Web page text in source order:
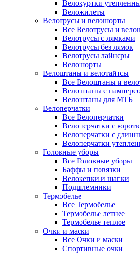
Велокуртки
Веложилеты
Велотрусы и велошорты
Все Велотрусы и
Велотрусы с лямками
Велотрусы без лямок
Велотрусы лайнеры
Велошорты
Велоштаны и велотайтсы
Все Велоштаны и
Велоштаны с
Велоштаны для МТБ
Велоперчатки
Все Велоперчатки
Велоперчатки с
Велоперчатки с
Велоперчатки
Головные уборы
Все Головные уборы
Баффы и повязки
Велокепки и шапки
Подшлемники
Термобелье
Все Термобелье
Термобелье летнее
Термобелье теплое
Очки и маски
Все Очки и маски
Спортивные очки